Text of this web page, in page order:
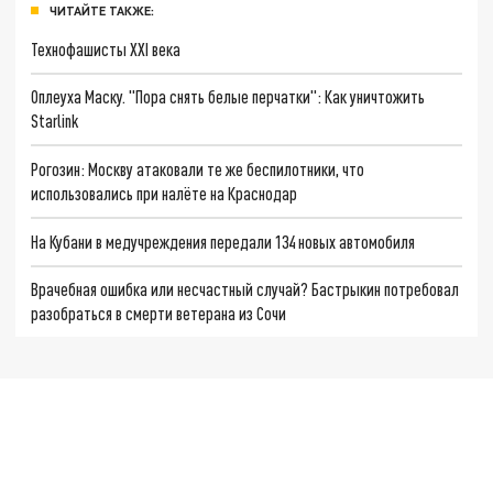
ЧИТАЙТЕ ТАКЖЕ:
Технофашисты XXI века
Оплеуха Маску. "Пора снять белые перчатки": Как уничтожить
Starlink
Рогозин: Москву атаковали те же беспилотники, что
использовались при налёте на Краснодар
На Кубани в медучреждения передали 134 новых автомобиля
Врачебная ошибка или несчастный случай? Бастрыкин потребовал
разобраться в смерти ветерана из Сочи